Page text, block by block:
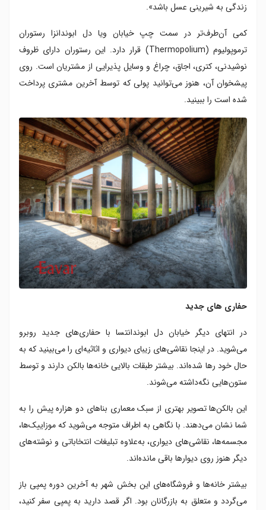
زندگی به شیرینی عسل باشد».
کمی آن‌طرف‌تر در سمت چپ خیابان ویا دل ابوندانزا رستوران
ترموپولیوم (Thermopolium) قرار دارد. این رستوران دارای ظروف
نوشیدنی، کتری، اجاق، چراغ و وسایل پذیرایی از مشتریان است. روی
پیشخوان آن، هنوز می‌توانید پولی که توسط آخرین مشتری پرداخت
شده است را ببینید.
حفاری های جدید
در انتهای دیگر خیابان دل ابوندانتسا با حفاری‌های جدید روبرو
می‌شوید. در اینجا نقاشی‌های زیبای دیواری و اثاثیه‌ای را می‌بینید که به
حال خود رها شده‌اند. بیشتر طبقات بالایی خانه‌ها بالکن دارند و توسط
ستون‌هایی نگه‌داشته می‌شوند.
این بالکن‌ها تصویر بهتری از سبک معماری بناهای دو هزاره‌ پیش را به
شما نشان می‌دهند. با نگاهی به اطراف متوجه می‌شوید که موزاییک‌ها،
مجسمه‌ها، نقاشی‌های دیواری، به‌علاوه‌ تبلیغات انتخاباتی و نوشته‌های
دیگر هنوز روی دیوارها باقی مانده‌اند.
بیشتر خانه‌ها و فروشگاه‌های این بخش شهر به آخرین دوره‌ پمپی باز
می‌گردد و متعلق به بازرگانان بود. اگر قصد دارید به پمپی سفر کنید،